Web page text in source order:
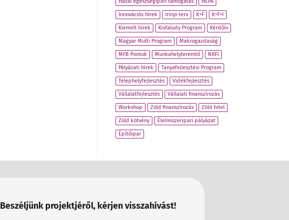
Hazai egészségipari támogatás HEPA
Innovációs hírek Irinyi-terv K+F K+F+I
Kiemelt hírek Kisfaludy Program Kérdőív
Magyar Multi Program Makrogazdaság
MFB Pontok Munkahelyteremtő NKFI
Pályázati hírek Tanyafejlesztési Program
Telephelyfejlesztés Vidékfejlesztés
Vállalatfejlesztés Vállalati finanszírozás
Workshop Zöld finanszírozás Zöld hitel
Zöld kötvény Élelmiszeripari pályázat
Építőipar
Beszéljünk projektjéről, kérjen visszahívást!